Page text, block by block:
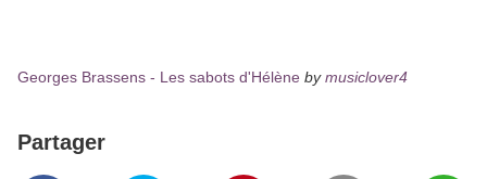
Georges Brassens - Les sabots d'Hélène bymusiclover4
Partager